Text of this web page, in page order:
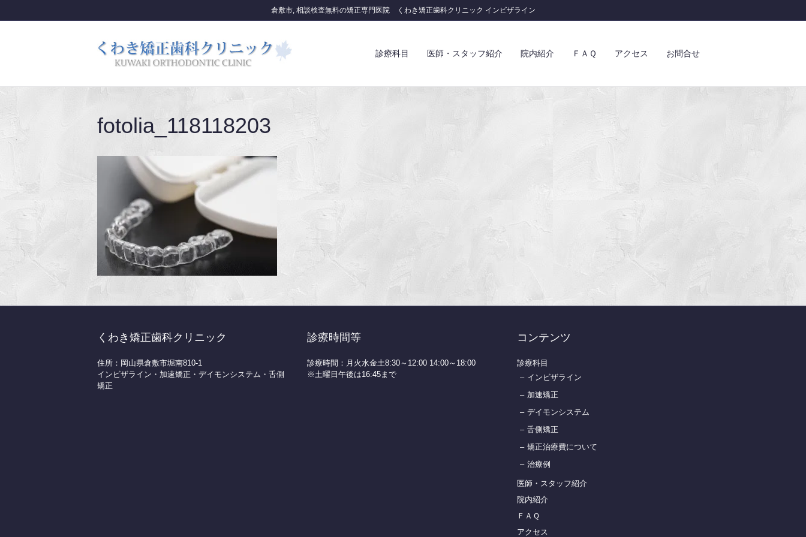
倉敷市, 相談検査無料の矯正専門医院 くわき矯正歯科クリニック インビザライン
診療科目 医師・スタッフ紹介 院内紹介 ＦＡＱ アクセス お問合せ
fotolia_118118203
くわき矯正歯科クリニック
住所：岡山県倉敷市堀南810-1
インビザライン・加速矯正・デイモンシステム・舌側
矯正
診療時間等
診療時間：月火水金土8:30～12:00 14:00～18:00
※土曜日午後は16:45まで
コンテンツ
診療科目
インビザライン
加速矯正
デイモンシステム
舌側矯正
矯正治療費について
治療例
医師・スタッフ紹介
院内紹介
ＦＡＱ
アクセス